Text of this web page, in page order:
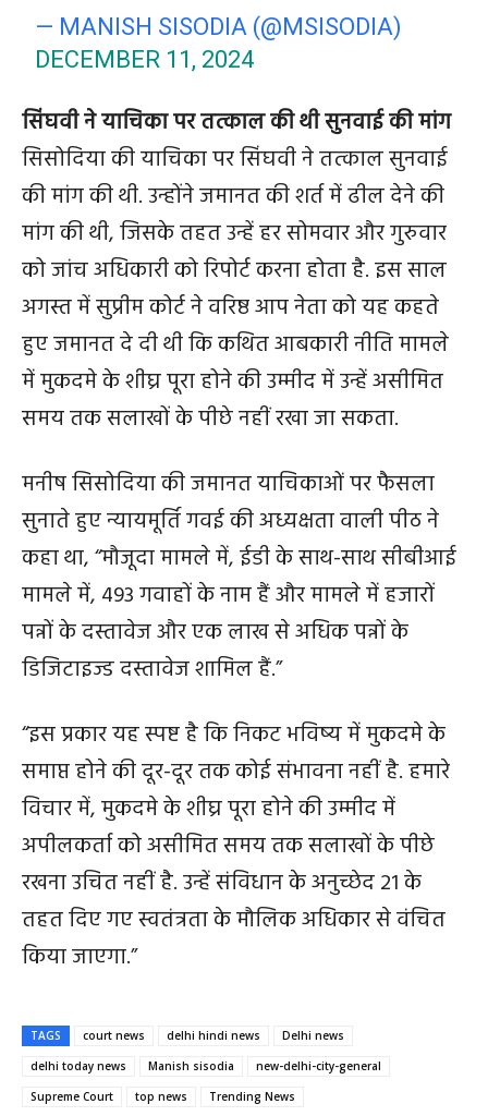
— MANISH SISODIA (@MSISODIA)
DECEMBER 11, 2024
सिंघवी ने याचिका पर तत्काल की थी सुनवाई की मांग
सिसोदिया की याचिका पर सिंघवी ने तत्काल सुनवाई
की मांग की थी. उन्होंने जमानत की शर्त में ढील देने की
मांग की थी, जिसके तहत उन्हें हर सोमवार और गुरुवार
को जांच अधिकारी को रिपोर्ट करना होता है. इस साल
अगस्त में सुप्रीम कोर्ट ने वरिष्ठ आप नेता को यह कहते
हुए जमानत दे दी थी कि कथित आबकारी नीति मामले
में मुकदमे के शीघ्र पूरा होने की उम्मीद में उन्हें असीमित
समय तक सलाखों के पीछे नहीं रखा जा सकता.
मनीष सिसोदिया की जमानत याचिकाओं पर फैसला
सुनाते हुए न्यायमूर्ति गवई की अध्यक्षता वाली पीठ ने
कहा था, “मौजूदा मामले में, ईडी के साथ-साथ सीबीआई
मामले में, 493 गवाहों के नाम हैं और मामले में हजारों
पन्नों के दस्तावेज और एक लाख से अधिक पन्नों के
डिजिटाइज्ड दस्तावेज शामिल हैं.”
“इस प्रकार यह स्पष्ट है कि निकट भविष्य में मुकदमे के
समाप्त होने की दूर-दूर तक कोई संभावना नहीं है. हमारे
विचार में, मुकदमे के शीघ्र पूरा होने की उम्मीद में
अपीलकर्ता को असीमित समय तक सलाखों के पीछे
रखना उचित नहीं है. उन्हें संविधान के अनुच्छेद 21 के
तहत दिए गए स्वतंत्रता के मौलिक अधिकार से वंचित
किया जाएगा.”
TAGS court news delhi hindi news
Delhi news
delhi today news
Manish sisodia
new-delhi-city-general
Supreme Court
top news Trending News